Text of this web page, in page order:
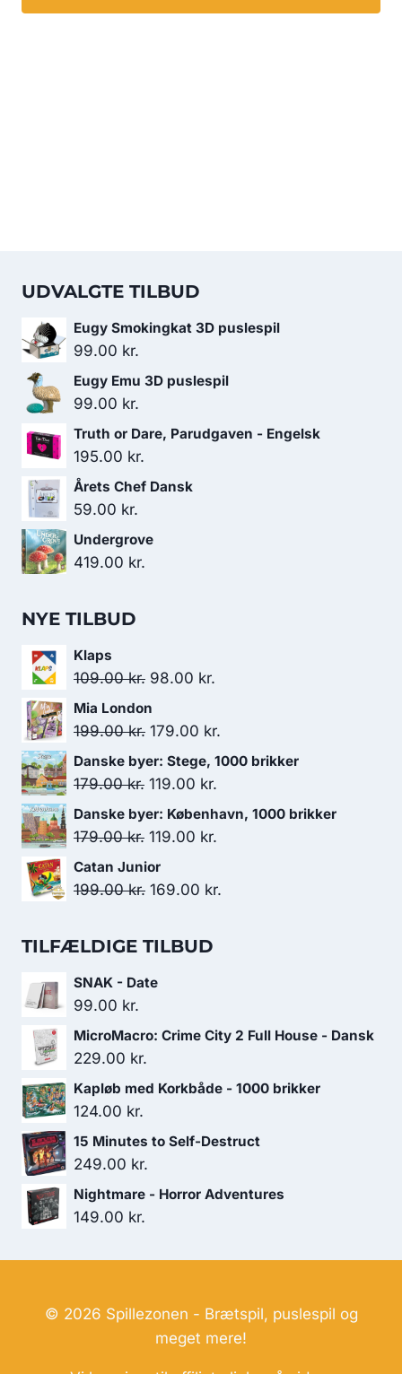
UDVALGTE TILBUD
Eugy Smokingkat 3D puslespil
99.00 kr.
Eugy Emu 3D puslespil
99.00 kr.
Truth or Dare, Parudgaven - Engelsk
195.00 kr.
Årets Chef Dansk
59.00 kr.
Undergrove
419.00 kr.
NYE TILBUD
Klaps
109.00kr. Den
oprindelige
pris
109.00 kr..
98.00 kr.
pris
Mia London
199.00kr. Den
oprindelige
pris
199.00 kr..
179.00 kr.
aktuelle
179.00 kr..
Danske byer: Stege, 1000 brikker
179.00kr. Den
oprindelige
pris
179.00 kr..
119.00 kr.
aktuelle
Danske byer: København, 1000 brikker
179.00kr. Den
oprindelige
pris
119.00 kr.
pris
Catan Junior
199.00kr. Den
pris
199.00 kr..
169.00 kr.
TILFÆLDIGE TILBUD
SNAK - Date
99.00 kr.
MicroMacro: Crime City 2 Full House - Dansk
229.00 kr.
Kapløb med Korkbåde - 1000 brikker
124.00 kr.
15 Minutes to Self-Destruct
249.00 kr.
Nightmare - Horror Adventures
149.00 kr.
© 2026 Spillezonen - Brætspil, puslespil og
meget mere!